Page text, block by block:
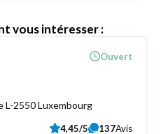
vous intéresser :
L-2550 Luxembourg
Ouvert
4,45/5 137Avis